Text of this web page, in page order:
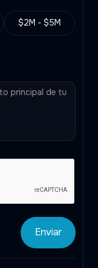
$2M - $5M